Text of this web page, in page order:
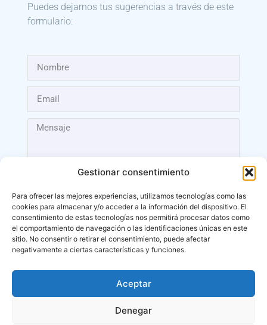
Gestionar consentimiento
Para ofrecer las mejores experiencias, utilizamos tecnologías como las
cookies para almacenar y/o acceder a la información del dispositivo. El
consentimiento de estas tecnologías nos permitirá procesar datos como
el comportamiento de navegación o las identificaciones únicas en este
sitio. No consentir o retirar el consentimiento, puede afectar
negativamente a ciertas características y funciones.
Aceptar
Denegar
Puedes dejarnos tus sugerencias a través de este
formulario:
Enviar
Málaga